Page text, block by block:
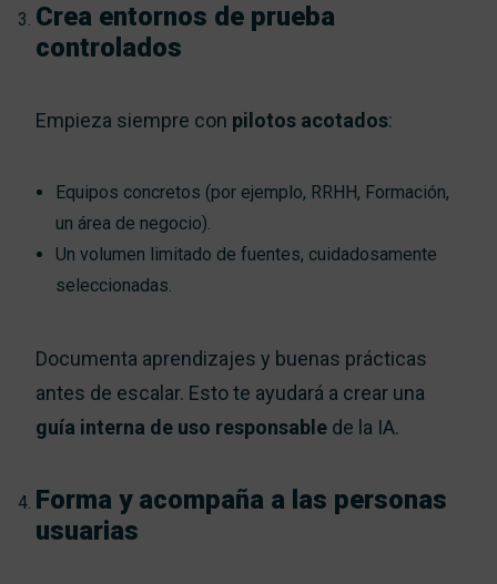
Crea entornos de prueba
controlados
Empieza siempre con pilotos acotados:
Equipos concretos (por ejemplo, RRHH, Formación,
un área de negocio).
Un volumen limitado de fuentes, cuidadosamente
seleccionadas.
Documenta aprendizajes y buenas prácticas
antes de escalar. Esto te ayudará a crear una
guía interna de uso responsable de la IA.
Forma y acompaña a las personas
usuarias